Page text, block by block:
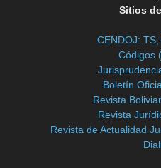
Sitios
CENDOJ:
Códigos
Boletín
Revista
Revista
Revista de Actualidad